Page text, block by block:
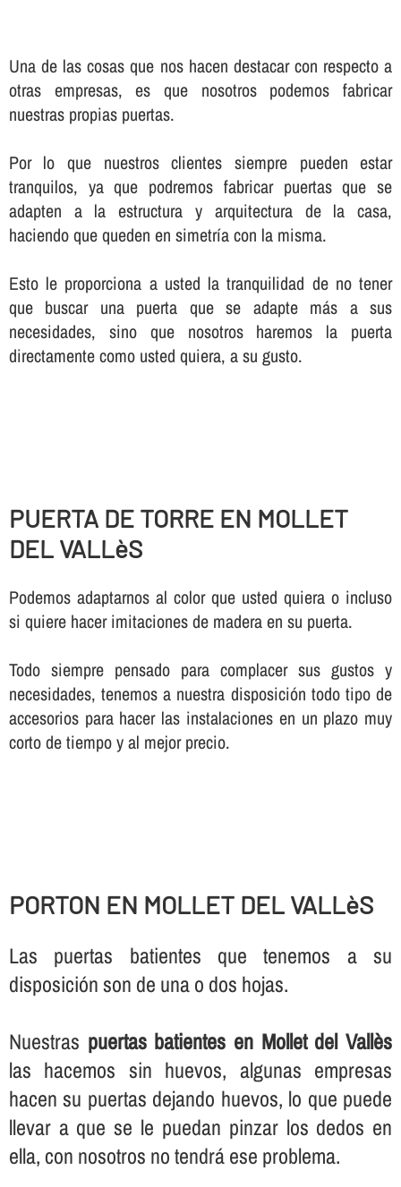
Una de las cosas que nos hacen destacar con respecto a
otras empresas, es que nosotros podemos fabricar
nuestras propias puertas.
Por lo que nuestros clientes siempre pueden estar
tranquilos, ya que podremos fabricar puertas que se
adapten a la estructura y arquitectura de la casa,
haciendo que queden en simetrí­a con la misma.
Esto le proporciona a usted la tranquilidad de no tener
que buscar una puerta que se adapte más a sus
necesidades, sino que nosotros haremos la puerta
directamente como usted quiera, a su gusto.
PUERTA DE TORRE EN MOLLET
DEL VALLèS
Podemos adaptarnos al color que usted quiera o incluso
si quiere hacer imitaciones de madera en su puerta.
Todo siempre pensado para complacer sus gustos y
necesidades, tenemos a nuestra disposición todo tipo de
accesorios para hacer las instalaciones en un plazo muy
corto de tiempo y al mejor precio.
PORTON EN MOLLET DEL VALLèS
Las puertas batientes que tenemos a su
disposición son de una o dos hojas.
Nuestras puertas batientes en Mollet del Vallès
las hacemos sin huevos, algunas empresas
hacen su puertas dejando huevos, lo que puede
llevar a que se le puedan pinzar los dedos en
ella, con nosotros no tendrá ese problema.